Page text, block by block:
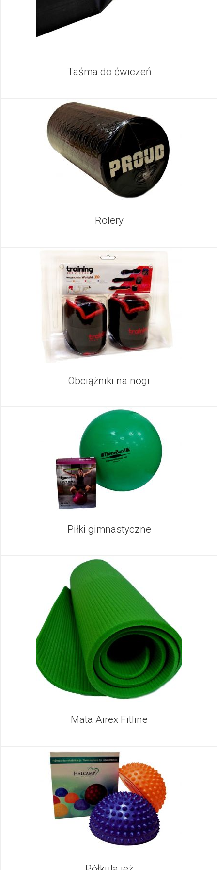
Taśma do ćwiczeń
Rolery
Obciążniki na nogi
Piłki gimnastyczne
Mata Airex Fitline